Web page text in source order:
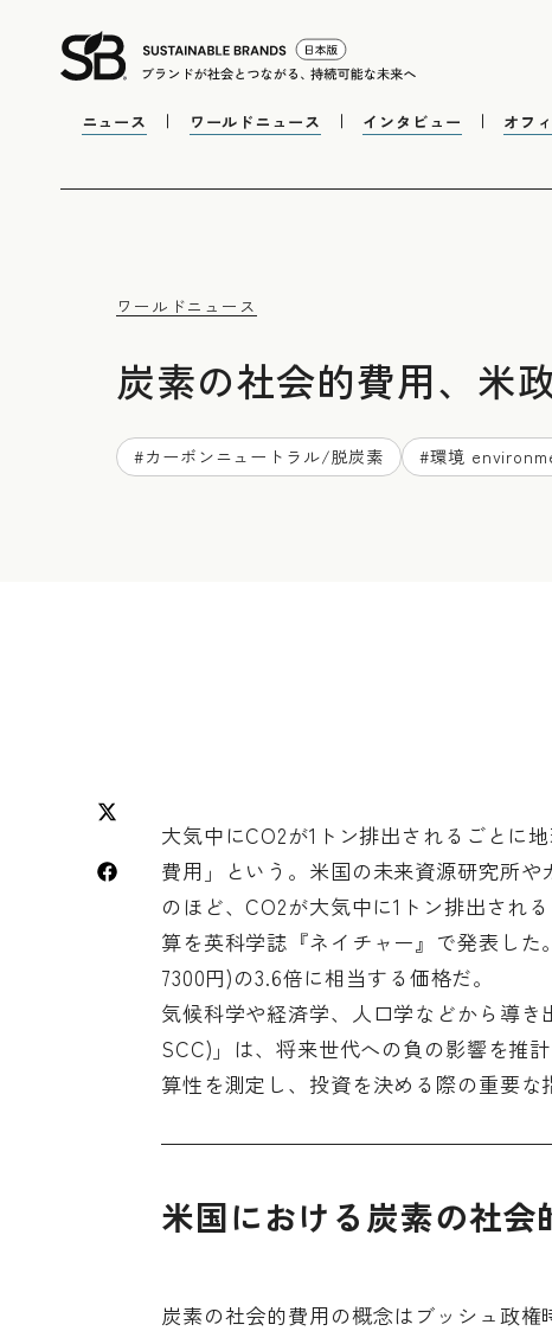
ニュース ワールドニュース インタビュー オフ
ワールドニュース
炭素の社会的費用、米
#カーボンニュートラル/脱炭素 #環境
大気中にCO2が1トン排出されるごとに
費用」という。米国の未来資源研究所
のほど、CO2が大気中に1トン排出され
算を英科学誌『ネイチャー』 で発表した
7300円)の3.6倍に相当する価格だ。
気候科学や経済学、人口学などから導
SCC)」は、将来世代への負の影響を推
算性を測定し、投資を決める際の重要な
米国における炭素の社会
炭素の社会的費用の概念はブッシュ政